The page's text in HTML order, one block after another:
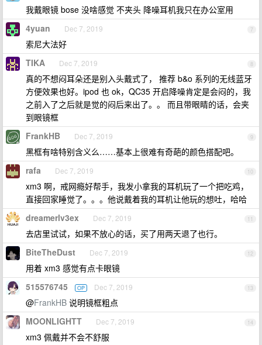
我戴眼镜 bose 没啥感觉 不夹头 降噪耳机我只在办公室用
7
4yuan Dec 7, 2019
索尼大法好
8
TIKA Dec 7, 2019
真的不想闷耳朵还是别入头戴式了， 推荐 b&o 系列的无线蓝牙
方便效果也好。ipod 也 ok，QC35 开启降噪肯定是会闷的，我
之前入了之后就是觉的闷后来出了。。 而且带眼睛的话，会夹
到眼镜框
9
FrankHB Dec 7, 2019
黑框有啥特别含义么……基本上很难有奇葩的颜色搭配吧。
10
rafa Dec 7, 2019
xm3 啊，戒网瘾好帮手，我发小拿我的耳机玩了一个把吃鸡，
直接回家睡觉了。。。他说戴着我的耳机让他玩的想吐，哈哈
11
dreamerlv3ex Dec 7, 2019
去店里试试，如果不放心的话，买了用两天退了也行。
12
BiteTheDust Dec 7, 2019
用着 xm3 感觉有点卡眼镜
13
515576745 OP Dec 7, 2019
@FrankHB 说明镜框粗点
14
MOONLIGHTT Dec 7, 2019
xm3 佩戴并不会不舒服